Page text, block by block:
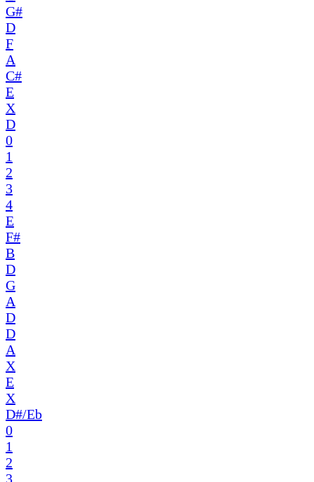
G#
D
F
A
C#
E
X
D
0
1
2
3
4
E
F#
B
D
G
A
D
D
A
X
E
X
D#/Eb
0
1
2
3